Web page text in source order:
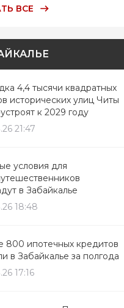
ВСЕ
4,4 тысячи квадратных
исторических улиц Читы
к 2029 году
21:47
условия для
в Забайкалье
18:48
800 ипотечных кредитов
в Забайкалье за полгода
17:16